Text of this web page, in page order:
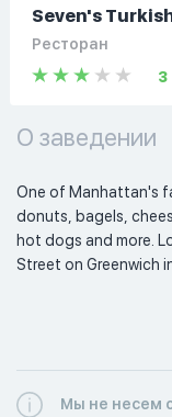
Seven's
Ресторан
3
О заведении
One of Manhattan's
donuts, bagels,
hot dogs and more.
Street on Greenwich
Мы не несем